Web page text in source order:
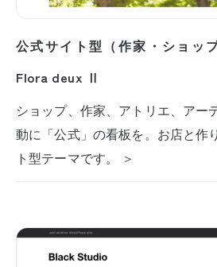
公式サイト型（作家・ショッ
Flora deux Ⅱ
ショップ、作家、アトリエ、アー
動に「公式」の看板を。お店と作
ト型テーマです。 ＞